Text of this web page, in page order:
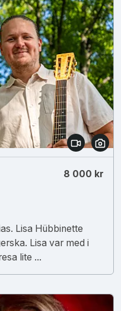
8 000 kr
Lisa Hübbinette
Lisa var med i
lite ...